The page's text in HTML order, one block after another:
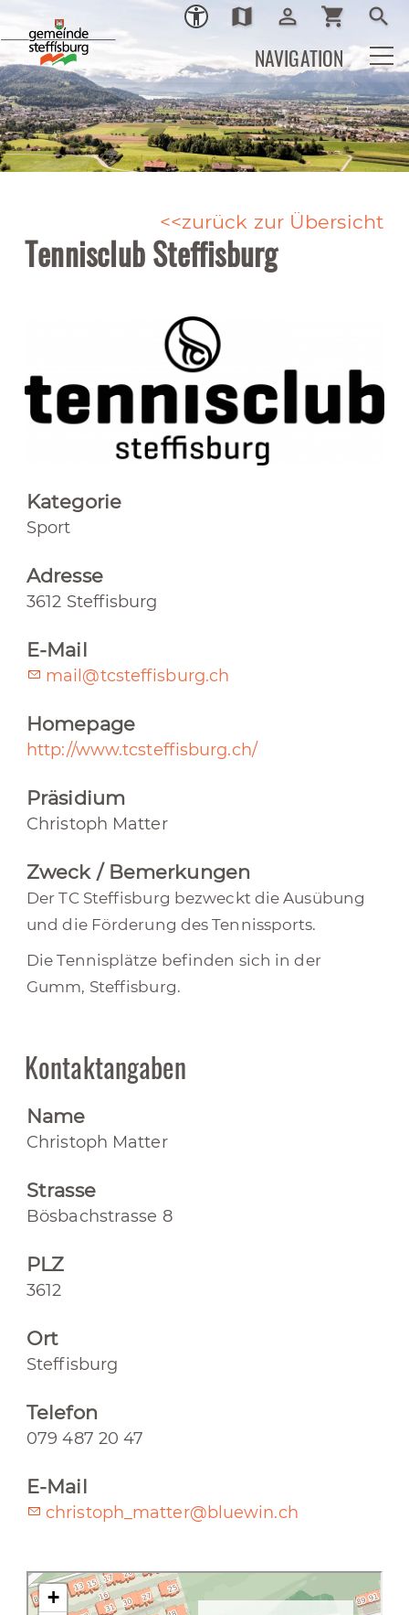
Ortsplan
map Login
person_outline shopping_cart search
NAVIGATION
zurück zur Übersicht
Tennisclub Steffisburg
Kategorie
Sport
Adresse
3612 Steffisburg
E-Mail
mail@tcsteffisburg.ch
Homepage
http://www.tcsteffisburg.ch/
Präsidium
Christoph Matter
Zweck / Bemerkungen
Der TC Steffisburg bezweckt die Ausübung
und die Förderung des Tennissports.
Die Tennisplätze befinden sich in der
Gumm, Steffisburg.
Kontaktangaben
Name
Christoph Matter
Strasse
Bösbachstrasse 8
PLZ
3612
Ort
Steffisburg
Telefon
079 487 20 47
E-Mail
christoph_matter@bluewin.ch